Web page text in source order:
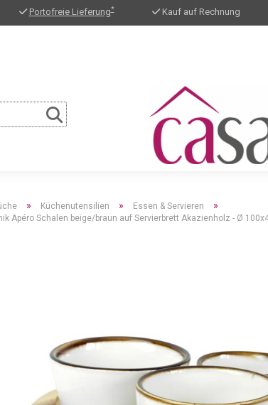
Portofreie Lieferung* Kauf auf Rechnung
» Küchenutensilien » Essen & Servieren »
Apéro Schalen beige/braun auf Servierbrett Akazienholz - Ø